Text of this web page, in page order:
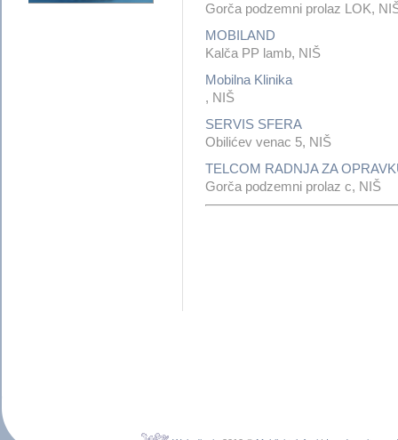
Gorča podzemni prolaz LOK,
MOBILAND
Kalča PP lamb, NIŠ
Mobilna Klinika
, NIŠ
SERVIS SFERA
Obilićev venac 5, NIŠ
TELCOM RADNJA ZA
Gorča podzemni prolaz c, NIŠ